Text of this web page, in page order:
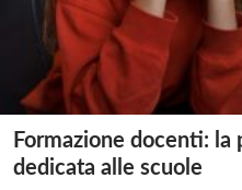
Formazione docenti: la
dedicata alle scuole